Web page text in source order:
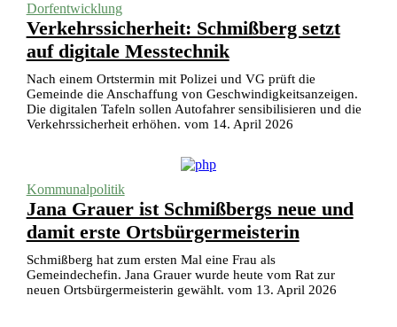
Dorfentwicklung
Verkehrssicherheit: Schmißberg setzt
auf digitale Messtechnik
Nach einem Ortstermin mit Polizei und VG prüft die
Gemeinde die Anschaffung von Geschwindigkeitsanzeigen.
Die digitalen Tafeln sollen Autofahrer sensibilisieren und die
Verkehrssicherheit erhöhen. vom 14. April 2026
Kommunalpolitik
Jana Grauer ist Schmißbergs neue und
damit erste Ortsbürgermeisterin
Schmißberg hat zum ersten Mal eine Frau als
Gemeindechefin. Jana Grauer wurde heute vom Rat zur
neuen Ortsbürgermeisterin gewählt. vom 13. April 2026